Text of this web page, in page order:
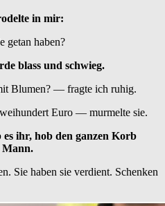
in mir:
getan haben?
blass und schwieg.
Blumen? — fragte ich ruhig.
Euro — murmelte sie.
ihr, hob den ganzen Korb
Mann.
Sie haben sie verdient. Schenken